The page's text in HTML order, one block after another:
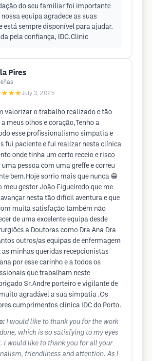
do seu familiar foi importante
nossa equipa agradece as suas
está sempre disponível para ajudar.
pela confiança, IDC.Clinic
Pires
July 3, 2025
valorizar o trabalho realizado e tão
meus olhos e coração,Tenho a
esse profissionalismo simpatia e
fui paciente e fui realizar nesta clínica
onde tinha um certo receio e risco
uma pessoa com uma greffe e correu
bem.Hoje sorrio mais que nunca 😁
meu gestor João Figueiredo que me
nesta tão difícil aventura e que
muita satisfação também não
de uma excelente equipa desde
a Doutoras como Dra Ana Dra
outros/as equipas de enfermagem
as minhas queridas recepcionistas
por esse carinho e a todos os
que trabalham neste
Sr.Andre porteiro e vigilante de
agradável a sua simpatia .Os
cumprimentos clínica IDC do Porto.
I would like to thank you for the work
which is so satisfying to my eyes
I would like to thank you for all your
friendliness and attention. As I